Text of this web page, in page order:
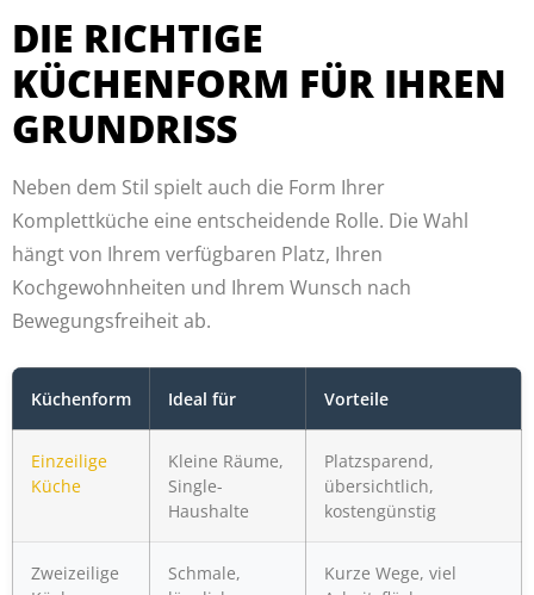
DIE RICHTIGE
KÜCHENFORM FÜR IHREN
GRUNDRISS
Neben dem Stil spielt auch die Form Ihrer
Komplettküche eine entscheidende Rolle. Die Wahl
hängt von Ihrem verfügbaren Platz, Ihren
Kochgewohnheiten und Ihrem Wunsch nach
Bewegungsfreiheit ab.
Küchenform Ideal für Vorteile
Einzeilige
Küche
Kleine Räume,
Single-
Haushalte
Platzsparend,
übersichtlich,
kostengünstig
Zweizeilige
Schmale,
Kurze Wege, viel